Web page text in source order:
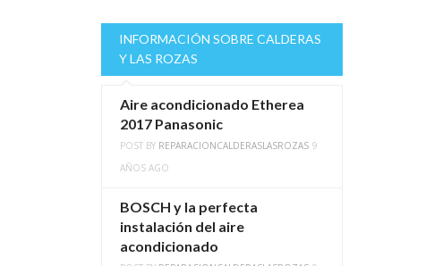
INFORMACIÓN SOBRE CALDERAS
Y LAS ROZAS
Aire acondicionado Etherea
2017 Panasonic
POST BY REPARACIONCALDERASLASROZAS 9
AÑOS AGO
BOSCH y la perfecta
instalación del aire
acondicionado